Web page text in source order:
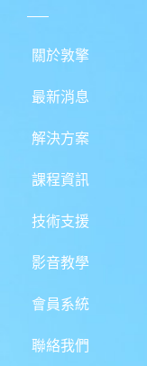
關於敦擎
最新消息
解決方案
課程資訊
技術支援
影音教學
會員系統
聯絡我們